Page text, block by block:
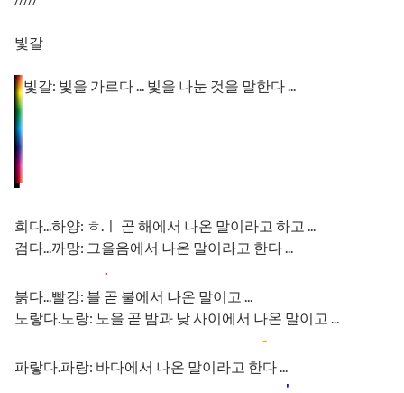
빛갈
빛갈: 빛을 가르다 ... 빛을 나눈 것을 말한다 ...
희다...하양: ㅎ.ㅣ 곧 해에서 나온 말이라고 하고 ...
검다...까망: 그을음에서 나온 말이라고 한다 ...
붉다...빨강: 블 곧 불에서 나온 말이고 ...
노랗다.노랑: 노을 곧 밤과 낮 사이에서 나온 말이고 ...
파랗다.파랑: 바다에서 나온 말이라고 한다 ...